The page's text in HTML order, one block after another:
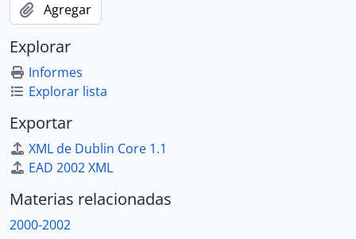
Agregar
Explorar
Informes
Explorar lista
Exportar
XML de Dublin Core 1.1
EAD 2002 XML
Materias relacionadas
2000-2002